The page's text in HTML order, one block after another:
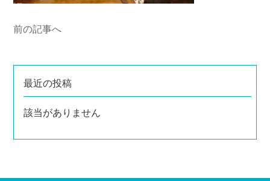
前の記事へ
最近の投稿
該当がありません